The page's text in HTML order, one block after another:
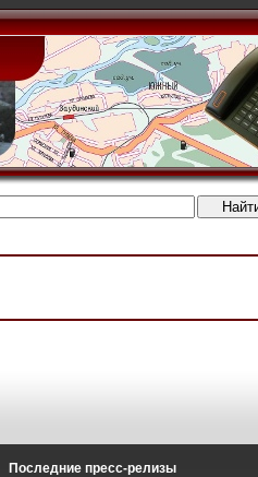
Последние пресс-релизы